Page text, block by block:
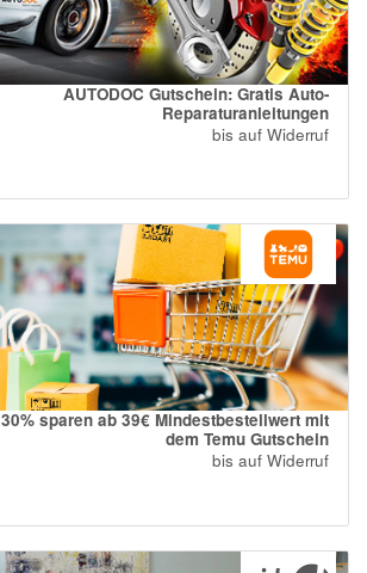
AUTODOC Gutschein: Gratis Auto-
Reparaturanleitungen
bis auf Widerruf
30% sparen ab 39€ Mindestbestellwert mit
dem Temu Gutschein
bis auf Widerruf